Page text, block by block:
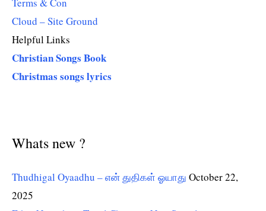
Cloud – Site Ground
Helpful Links
Christian Songs Book
Christmas songs lyrics
Whats new ?
Thudhigal Oyaadhu – என் துதிகள் ஓயாது October 22,
2025